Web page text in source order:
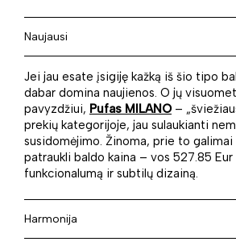
Naujausi
Jei jau esate įsigiję kažką iš šio tipo
dabar domina naujienos. O jų
pavyzdžiui, Pufas MILANO–
prekių kategorijoje, jau sulaukianti
susidomėjimo. Žinoma, prie to
patraukli baldo kaina – vos 527.85 Eur
funkcionalumą ir subtilų dizainą.
Harmonija